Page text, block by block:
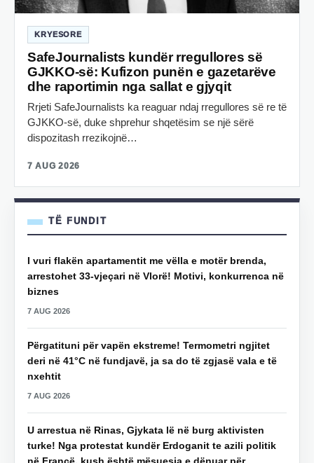
KRYESORE
SafeJournalists kundër rregullores së
GJKKO-së: Kufizon punën e gazetarëve
dhe raportimin nga sallat e gjyqit
Rrjeti SafeJournalists ka reaguar ndaj rregullores së re të
GJKKO-së, duke shprehur shqetësim se një sërë
dispozitash rrezikojnë…
7 AUG 2026
TË FUNDIT
I vuri flakën apartamentit me vëlla e motër brenda,
arrestohet 33-vjeçari në Vlorë! Motivi, konkurrenca në
biznes
7 AUG 2026
Përgatituni për vapën ekstreme! Termometri ngjitet
deri në 41°C në fundjavë, ja sa do të zgjasë vala e të
nxehtit
7 AUG 2026
U arrestua në Rinas, Gjykata lë në burg aktivisten
turke! Nga protestat kundër Erdoganit te azili politik